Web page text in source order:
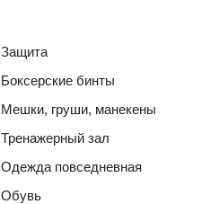
Защита
Боксерские бинты
Мешки, груши, манекены
Тренажерный зал
Одежда повседневная
Обувь